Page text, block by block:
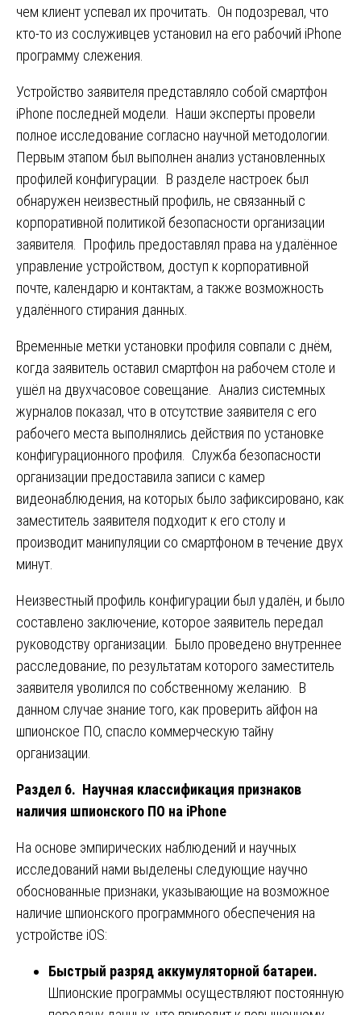
чем клиент успевал их прочитать. Он подозревал, что
кто-то из сослуживцев установил на его рабочий iPhone
программу слежения.
Устройство заявителя представляло собой смартфон
iPhone последней модели. Наши эксперты провели
полное исследование согласно научной методологии.
Первым этапом был выполнен анализ установленных
профилей конфигурации. В разделе настроек был
обнаружен неизвестный профиль, не связанный с
корпоративной политикой безопасности организации
заявителя. Профиль предоставлял права на удалённое
управление устройством, доступ к корпоративной
почте, календарю и контактам, а также возможность
удалённого стирания данных.
Временные метки установки профиля совпали с днём,
когда заявитель оставил смартфон на рабочем столе и
ушёл на двухчасовое совещание. Анализ системных
журналов показал, что в отсутствие заявителя с его
рабочего места выполнялись действия по установке
конфигурационного профиля. Служба безопасности
организации предоставила записи с камер
видеонаблюдения, на которых было зафиксировано, как
заместитель заявителя подходит к его столу и
производит манипуляции со смартфоном в течение двух
минут.
Неизвестный профиль конфигурации был удалён, и было
составлено заключение, которое заявитель передал
руководству организации. Было проведено внутреннее
расследование, по результатам которого заместитель
заявителя уволился по собственному желанию. В
данном случае знание того, как проверить айфон на
шпионское ПО, спасло коммерческую тайну
организации.
Раздел 6. Научная классификация признаков
наличия шпионского ПО на iPhone
На основе эмпирических наблюдений и научных
исследований нами выделены следующие научно
обоснованные признаки, указывающие на возможное
наличие шпионского программного обеспечения на
устройстве iOS:
Быстрый разряд аккумуляторной батареи.
Шпионские программы осуществляют постоянную